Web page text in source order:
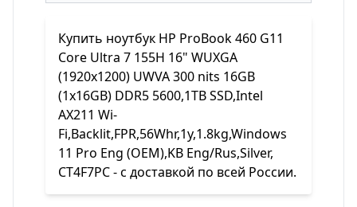
Купить ноутбук HP ProBook 460 G11
Core Ultra 7 155H 16" WUXGA
(1920x1200) UWVA 300 nits 16GB
(1x16GB) DDR5 5600,1TB SSD,Intel
AX211 Wi-
Fi,Backlit,FPR,56Whr,1y,1.8kg,Windows
11 Pro Eng (OEM),KB Eng/Rus,Silver,
CT4F7PC - с доставкой по всей России.